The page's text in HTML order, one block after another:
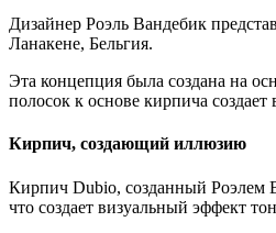
Дизайнер Роэль Вандебик
Ланакене, Бельгия.
Эта концепция была создана на
полосок к основе кирпича
Кирпич, создающий иллюзию
Кирпич Dubio, созданный Роэлем
что создает визуальный эффект